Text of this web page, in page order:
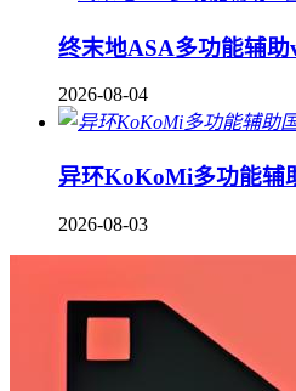
终末地ASA多功能辅
2026-08-04
异环KoKoMi多功能辅
2026-08-03